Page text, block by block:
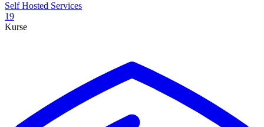
Self Hosted Services
19
Kurse